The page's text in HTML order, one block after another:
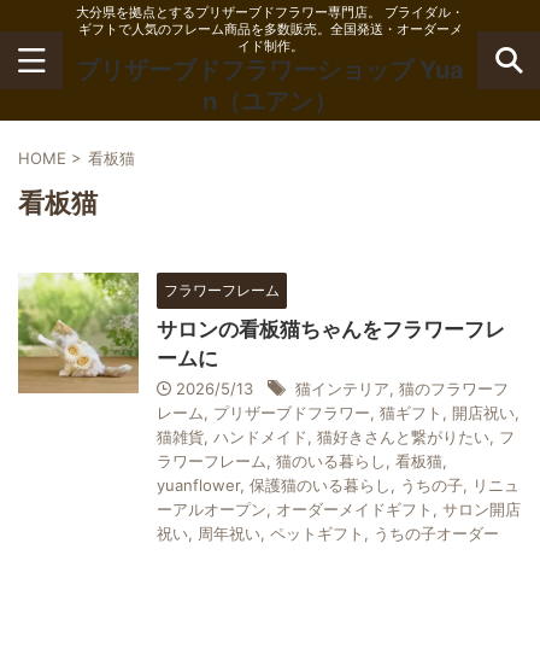
大分県を拠点とするプリザーブドフラワー専門店。 ブライダル・
ギフトで人気のフレーム商品を多数販売。全国発送・オーダーメ
イド制作。
プリザーブドフラワーショップ Yua
n（ユアン）
HOME > 看板猫
看板猫
フラワーフレーム
サロンの看板猫ちゃんをフラワーフレ
ームに
2026/5/13 猫インテリア, 猫のフラワーフ
レーム, プリザーブドフラワー, 猫ギフト , 開店祝い,
猫雑貨, ハンドメイド, 猫好きさんと繋がりたい, フ
ラワーフレーム, 猫のいる暮らし, 看板猫,
yuanflower, 保護猫のいる暮らし, うちの子, リニュ
ーアルオープン, オーダーメイドギフト , サロン開店
祝い, 周年祝い, ペットギフト , うちの子オーダー